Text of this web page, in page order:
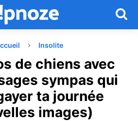
Insolite
de chiens avec
sympas qui
ta journée
images)